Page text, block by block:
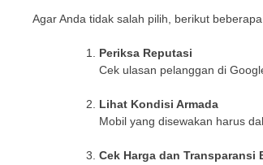
Agar Anda tidak salah pilih, berikut
Periksa Reputasi
Cek ulasan pelanggan di
Lihat Kondisi Armada
Mobil yang disewakan harus
Cek Harga dan Transparansi